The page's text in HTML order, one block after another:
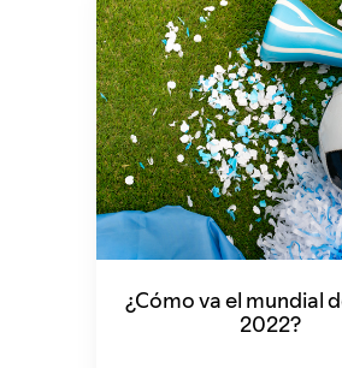
¿Cómo va el mundial
2022?